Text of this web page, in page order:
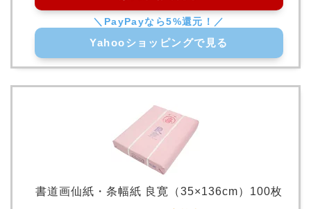
Yahooショッピングで見る
書道画仙紙・条幅紙 良寛（35×136cm）100枚